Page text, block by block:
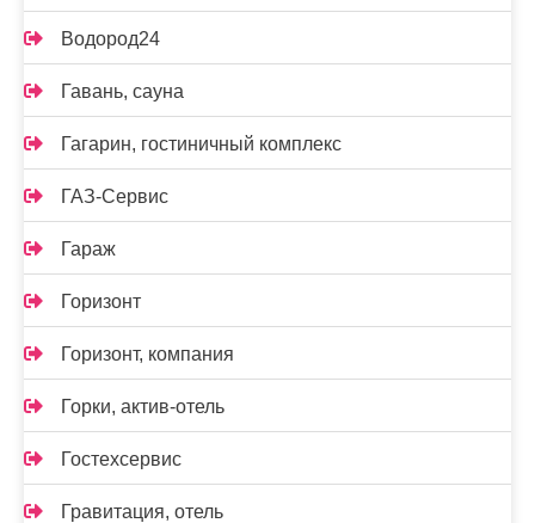
Водород24
Гавань, сауна
Гагарин, гостиничный комплекс
ГАЗ-Сервис
Гараж
Горизонт
Горизонт, компания
Горки, актив-отель
Гостехсервис
Гравитация, отель